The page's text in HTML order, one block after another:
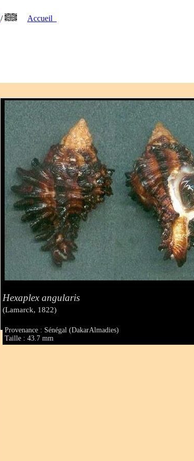
/ Accueil
Hexaplex angularis
(Lamarck, 1822)
Provenance : Sénégal (DakarAlmadies)
Taille : 43.7 mm